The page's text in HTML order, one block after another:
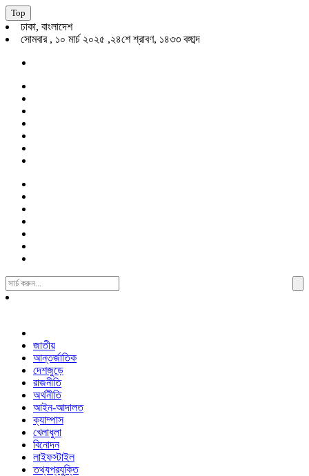
Top
ঢাকা, বাংলাদেশ
সোমবার , ১০ মার্চ ২০২৫ ,২৪শে শ্রাবণ, ১৪৩৩ বঙ্গাব্দ
Search
For:
জাতীয়
আন্তর্জাতিক
দেশজুড়ে
রাজনীতি
অর্থনীতি
আইন-আদালত
ক্যাম্পাস
খেলাধুলা
বিনোদন
লাইফস্টাইল
তথ্যপ্রযুক্তি